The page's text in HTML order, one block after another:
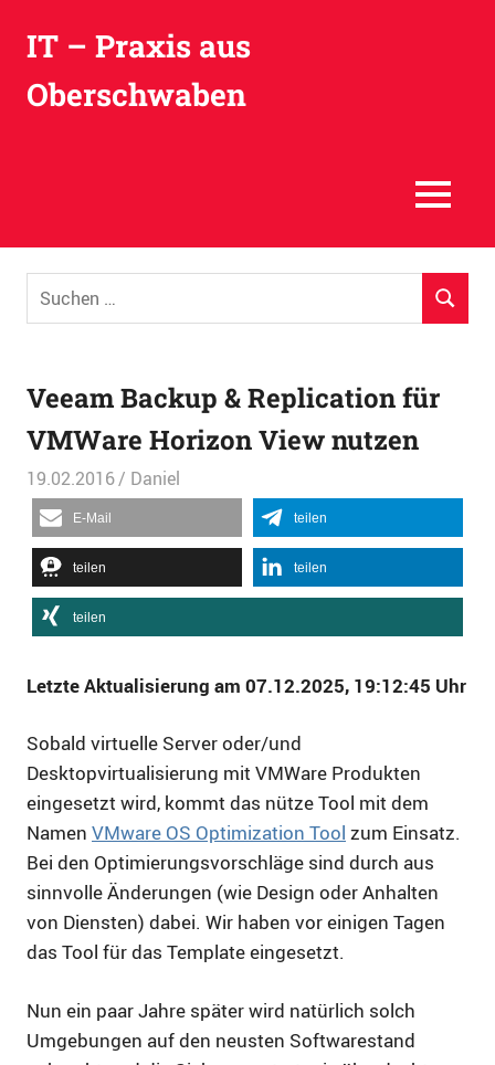
Inhalt
IT – Praxis aus
Oberschwaben
MENÜ
Suchen
nach:
SUCHEN
Veeam Backup & Replication für
VMWare Horizon View nutzen
19.02.2016 Daniel
E-Mail teilen
teilen teilen
teilen
Letzte Aktualisierung am 07.12.2025, 19:12:45 Uhr
Sobald virtuelle Server oder/und
Desktopvirtualisierung mit VMWare Produkten
eingesetzt wird, kommt das nütze Tool mit dem
Namen VMware OS Optimization Tool zum Einsatz.
Bei den Optimierungsvorschläge sind durch aus
sinnvolle Änderungen (wie Design oder Anhalten
von Diensten) dabei. Wir haben vor einigen Tagen
das Tool für das Template eingesetzt.
Nun ein paar Jahre später wird natürlich solch
Umgebungen auf den neusten Softwarestand